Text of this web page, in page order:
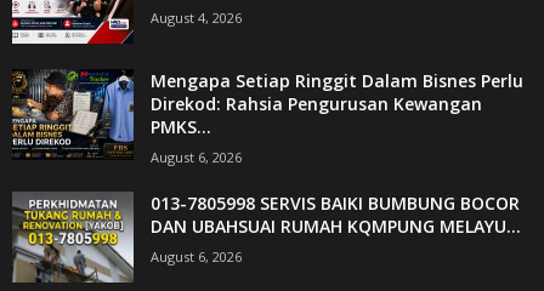
August 4, 2026
Mengapa Setiap Ringgit Dalam Bisnes Perlu
Direkod: Rahsia Pengurusan Kewangan
PMKS...
August 6, 2026
013-7805998 SERVIS BAIKI BUMBUNG BOCOR
DAN UBAHSUAI RUMAH KQMPUNG MELAYU...
August 6, 2026